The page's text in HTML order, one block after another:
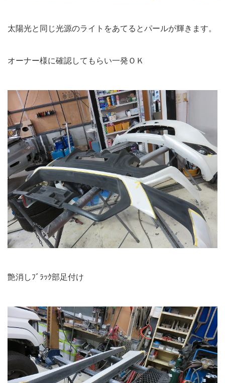
太陽光と同じ光源のライトをあてるとパールが輝きます。
オーナー様に確認してもらい一発ＯＫ
艶消しﾌﾞﾗｯｸ部足付け